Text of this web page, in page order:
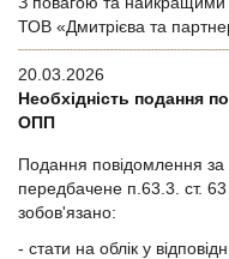
ТОВ «Дмитрієва та
20.03.2026
Необхідність подання
ОПП
Подання повідомлення
передбачене п.63.3. ст.
зобов'язано:
- стати на облік у